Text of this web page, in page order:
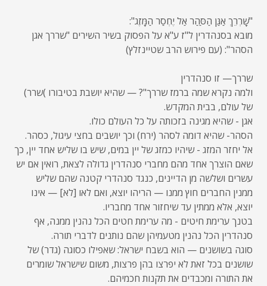
"שָׁרְרֵךְ אַגַּן הַסַּהַר אַל יֶחְסַר הַמָּזֶג":
מובא בסנהדרין ל"ז ע"א על הפסוק בשיר השירים "שררך אגן
הסהר": (עם פירוש הרב שטיינזלץ)
שררך— זו סנהדרין
ולמה נקרא שמה ברמז שררך"? — שהיא יושבת בטיבורו )שרר)
של עולם, בבית המקדש.
אגן - שהיא מגינה בזכותה על כל העולם כולו.
הסהר- שהיא דומה לסהר (ירח) וכך יושבים בחצי עיגול, כסהר.
אל יחזר המזג - שיהיו כמזג של יין במים, שיש בו שליש אחד יין, כך
שאם הוצרך אחד מהם מחברי סנהדרין גדולה לצאת, רואין אם יש
עשרים ושלשה מן הדיינים, כנגד סנהדרי קטנה שהם שליש
ממנין החברים חוץ ממנו — הריהו יוצא, ואם לאו [לא] — אינו
יוצא, אלא ממתין עד שיחזור אחד מחבריו.
בטנך ערימת חיטים - מה ערימת חטים הכל נהנין ממנה, אף
סנהדרין הכל נהנין מטעמיהן שהם נותנים לדברי תורה.
סוגה בשושנים — הוא בשבח ישראל: שאפילו כסוגה (גדר) של
שושנים בכל זאת לא יפרצו בהן פרצות, משום שישראל שומרים
את התורה ומכבדים את תקנות חכמיהם.